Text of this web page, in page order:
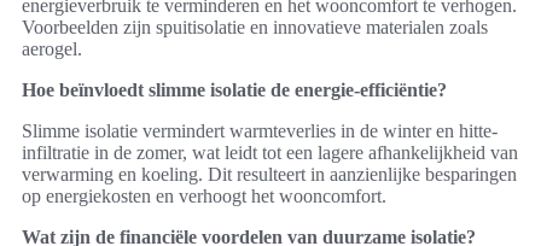
energieverbruik te verminderen en het wooncomfort te verhogen.
Voorbeelden zijn spuitisolatie en innovatieve materialen zoals
aerogel.
Hoe beïnvloedt slimme isolatie de energie-efficiëntie?
Slimme isolatie vermindert warmteverlies in de winter en hitte-
infiltratie in de zomer, wat leidt tot een lagere afhankelijkheid van
verwarming en koeling. Dit resulteert in aanzienlijke besparingen
op energiekosten en verhoogt het wooncomfort.
Wat zijn de financiële voordelen van duurzame isolatie?